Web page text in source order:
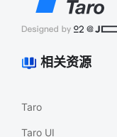
相关资源
Taro
Taro UI